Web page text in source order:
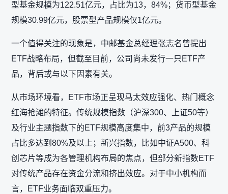
型基金规模为122.51亿元，占比为13，84%；货币型基金
规模30.99亿元，股票型产品规模仅1亿元。
一个值得关注的现象是，中邮基金总经理张志名曾提出
ETF战略布局，但截至目前，公司尚未发行一只ETF产
品，背后或与以下因素有关。
从市场环境看，ETF市场正呈现马太效应强化、热门概念
红海抢滩的特征。传统规模指数（沪深300、上证50等）
及行业主题指数下的ETF规模高度集中，前3产品的规模
占比多达到80%及以上；新兴指数，比如中证A500、科
创芯片等成为各管理机构布局的焦点，但部分新指数ETF
对传统产品存在资金分流和挤出效应。对于中小机构而
言，ETF业务面临双重压力。